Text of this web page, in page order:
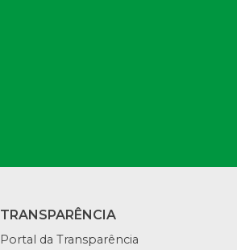
TRANSPARÊNCIA
Portal da Transparência